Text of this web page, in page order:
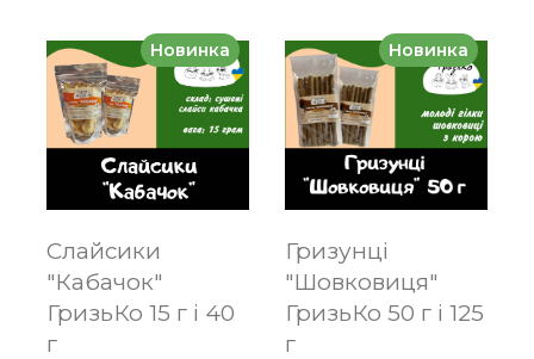
Новинка
Слайсики
"Кабачок"
ГризьКо 15 г і 40
г
Новинка
Гризунці
"Шовковиця"
ГризьКо 50 г і 125
г